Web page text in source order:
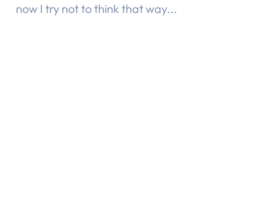
now I try not to think that way...